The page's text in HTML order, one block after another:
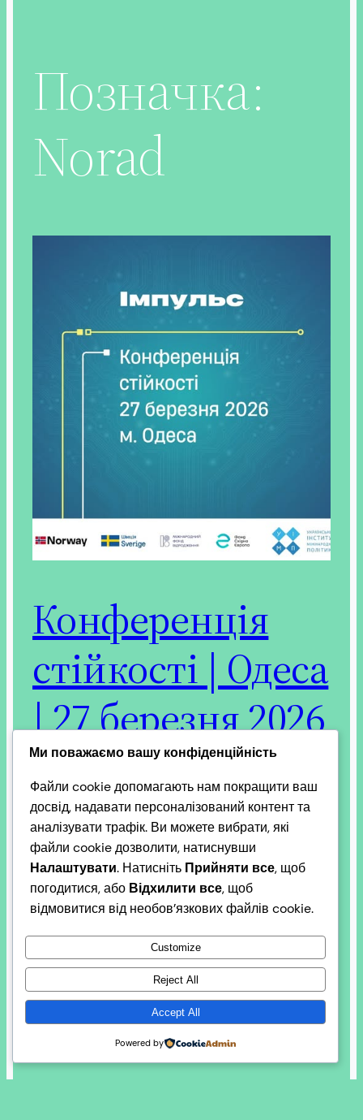
Позначка:
Norad
Конференція
стійкості | Одеса
| 27 березня 2026
Український інститут міжнародної політики
запрошує представників громадських організацій
Миколаївської, Одеської та Харківської областей
долучитися до Конференції стійкості, що
відбудеться 27 березня 2026 у м. Одеса. Мета
конференції – об’єднати громадський сектор,
громади, експертів та міжнародних партнерів
для обміну кращими практичними рішеннями, які
підсилюють стійкість на місцях, забезпечують
безперервність надання базових послуг,
покращують координацію допомоги,
підтримують…
Ми поважаємо вашу конфіденційність
Файли cookie допомагають нам покращити ваш
досвід, надавати персоналізований контент та
аналізувати трафік. Ви можете вибрати, які
файли cookie дозволити, натиснувши
Налаштувати. Натисніть Прийняти все, щоб
погодитися, або Відхилити все, щоб
відмовитися від необов’язкових файлів cookie.
Customize
Reject All
Accept All
Powered by